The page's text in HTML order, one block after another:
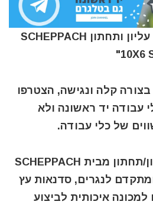
דיל למקצוע חשמלית עליון ותחתון SCHEPPACH
"10X6
קלה ונגישה, הצטרפו
עבודה יד ראשונה ולא
של כלי עבודה.
תחתון מבית SCHEPPACH
לנגרים, סדנאות עץ
איכותית לביצוע